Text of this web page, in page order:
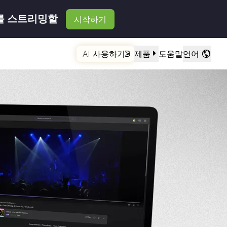
스트리밍할 시작하기
AI 사용하기 제품 도움말언어